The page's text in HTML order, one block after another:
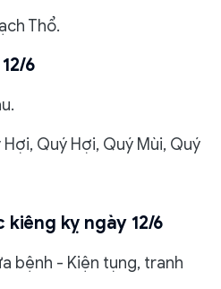
Thổ.
6
Hợi, Quý Hợi, Quý Mùi, Quý
kỵ ngày 12/6
bệnh - Kiện tụng, tranh